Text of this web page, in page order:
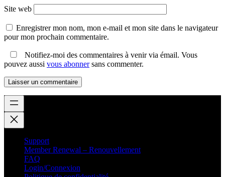
Site web
Enregistrer mon nom, mon e-mail et mon site dans le navigateur
pour mon prochain commentaire.
Notifiez-moi des commentaires à venir via émail. Vous
pouvez aussi vous abonnersans commenter.
Support
Member Renewal – Renouvellement
FAQ
Login/Connexion